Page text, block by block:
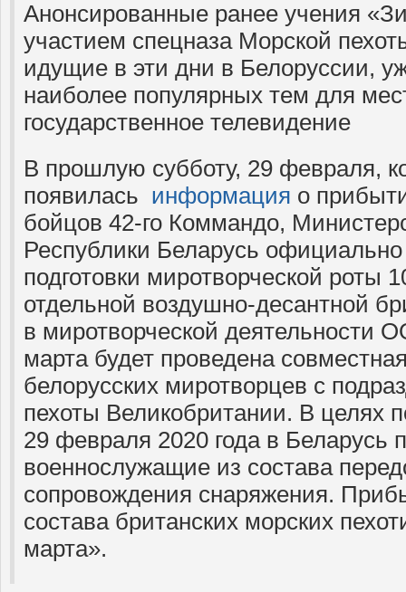
Анонсированные ранее учения
участием спецназа Морской
идущие в эти дни в Белоруссии,
наиболее популярных тем для
государственное телевидение
В прошлую субботу, 29 февраля,
появилась информация о
бойцов 42-го Коммандо,
Республики Беларусь
подготовки миротворческой роты
отдельной воздушно-десантной
в миротворческой деятельности
марта будет проведена
белорусских миротворцев с
пехоты Великобритании. В целях
29 февраля 2020 года в Беларусь
военнослужащие из состава
сопровождения снаряжения.
состава британских морских
марта».